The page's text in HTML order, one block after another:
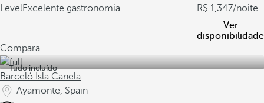
LevelExcelente gastronomia
1,347/noite
Ver
disponibilidade
Compara
Tudo incluído
Barceló Isla Canela
Ayamonte, Spain